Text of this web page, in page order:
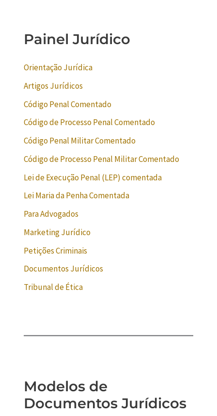
Painel Jurídico
Orientação Jurídica
Artigos Jurídicos
Código Penal Comentado
Código de Processo Penal Comentado
Código Penal Militar Comentado
Código de Processo Penal Militar Comentado
Lei de Execução Penal (LEP) comentada
Lei Maria da Penha Comentada
Para Advogados
Marketing Jurídico
Petições Criminais
Documentos Jurídicos
Tribunal de Ética
Modelos de
Documentos Jurídicos